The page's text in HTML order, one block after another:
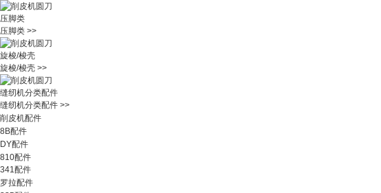
压脚类
压脚类 >>
旋梭/梭壳
旋梭/梭壳 >>
缝纫机分类配件
缝纫机分类配件 >>
削皮机配件
8B配件
DY配件
810配件
341配件
罗拉配件